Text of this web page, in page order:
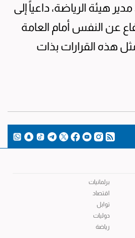
هيئة الرياضة، داعياً إلى
عن النفس أمام العامة
هذه القرارات بذات
برلمانيات
اقتصاد
توابل
دوليات
رياضة